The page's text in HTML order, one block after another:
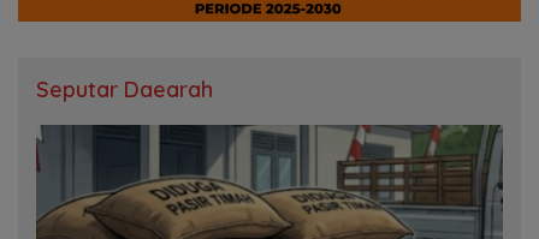
Seputar Daearah